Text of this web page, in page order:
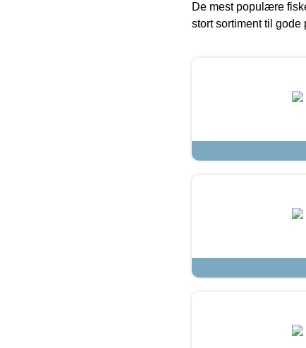
De mest populære
stort sortiment til gode